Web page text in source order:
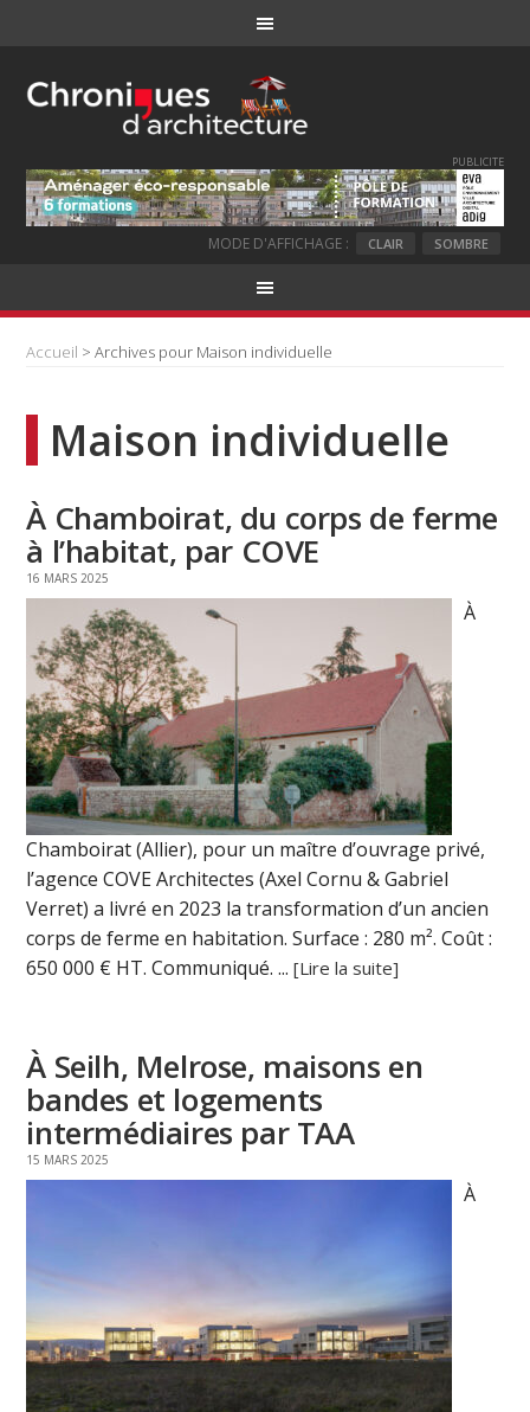
PUBLICITE
MODE D'AFFICHAGE : CLAIR SOMBRE
Accueil > Archives pour Maison individuelle
Maison individuelle
À Chamboirat, du corps de ferme
à l’habitat, par COVE
16 MARS 2025
À
Chamboirat (Allier), pour un maître d’ouvrage privé,
l’agence COVE Architectes (Axel Cornu & Gabriel
Verret) a livré en 2023 la transformation d’un ancien
corps de ferme en habitation. Surface : 280 m². Coût :
650 000 € HT. Communiqué. ...[Lire la suite]
À Seilh, Melrose, maisons en
bandes et logements
intermédiaires par TAA
15 MARS 2025
À